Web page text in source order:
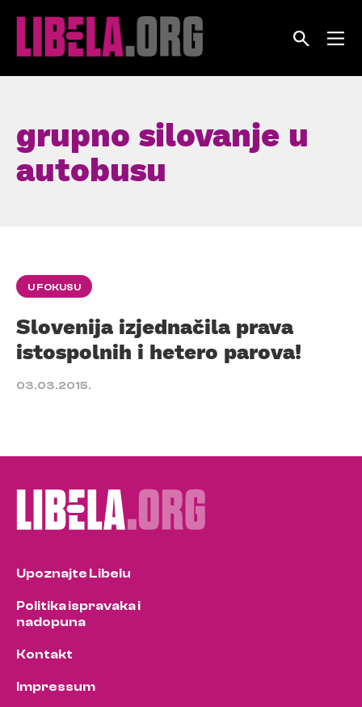
grupno silovanje u
autobusu
U FOKUSU
Slovenija izjednačila prava
istospolnih i hetero parova!
03.03.2015.
Upoznajte Libelu
Politika ispravaka i
nadopuna
Kontakt
Impressum